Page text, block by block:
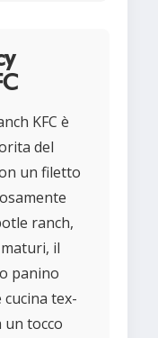
KFC è
del
un filetto
ranch,
il
panino
tex-
un tocco